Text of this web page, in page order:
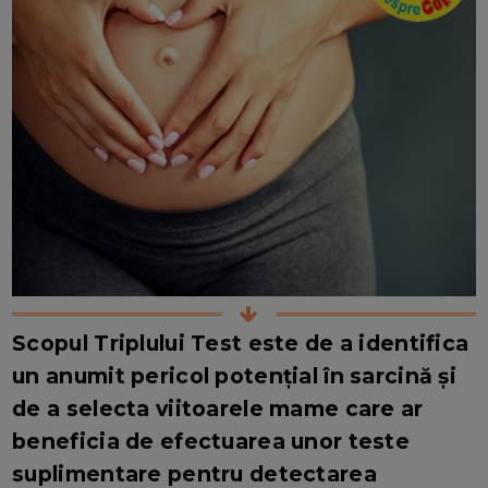
Scopul Triplului Test este de a identifica
un anumit pericol potențial în sarcină și
de a selecta viitoarele mame care ar
beneficia de efectuarea unor teste
suplimentare pentru detectarea